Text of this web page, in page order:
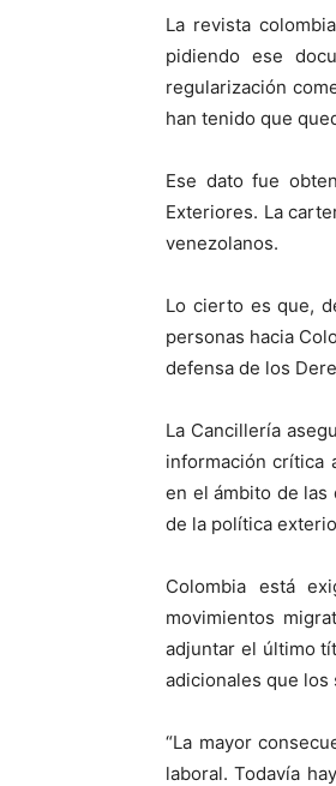
La revista
pidiendo ese
regularización
han tenido que
Ese dato fue
Exteriores. La
venezolanos.
Lo cierto es que,
personas hacia
defensa de los
La Cancillería
información crítica
en el ámbito de
de la política
Colombia está
movimientos
adjuntar el último
adicionales que los
“La mayor
laboral. Todavía